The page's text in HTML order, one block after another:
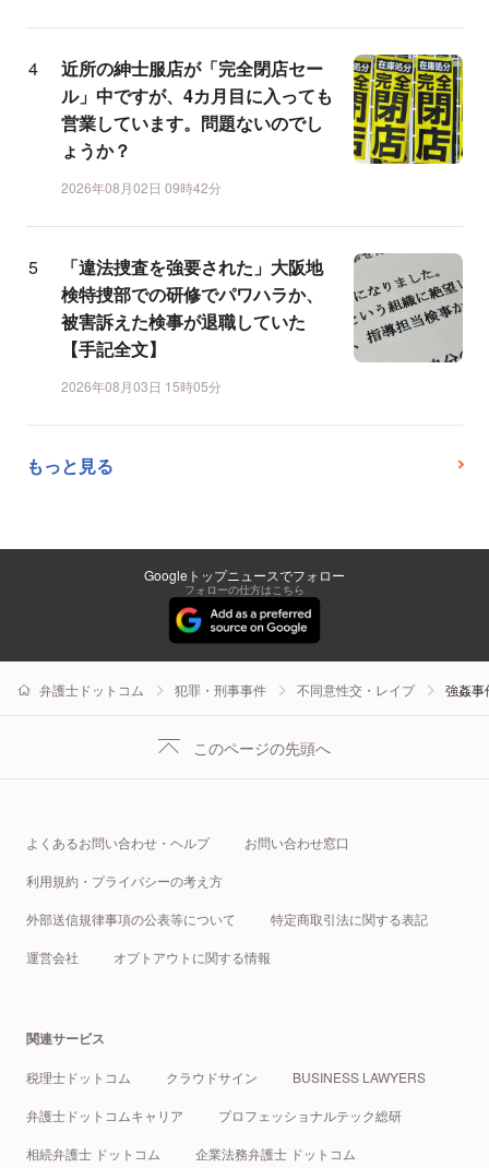
近所の紳士服店が「完全閉店セー
ル」中ですが、4カ月目に入っても
営業しています。問題ないのでし
ょうか？
2026年08月02日 09時42分
「違法捜査を強要された」大阪地
検特捜部での研修でパワハラか、
被害訴えた検事が退職していた
【手記全文】
2026年08月03日 15時05分
もっと見る
Googleトップニュースでフォロー
フォローの仕方はこちら
弁護士ドットコム 犯罪・刑事事件 不同意性交・レイプ 強姦事
このページの先頭へ
よくあるお問い合わせ・ヘルプ お問い合わせ窓口
利用規約・プライバシーの考え方
外部送信規律事項の公表等について 特定商取引法に関する表記
運営会社 オプトアウトに関する情報
関連サービス
税理士ドットコム クラウドサイン BUSINESS LAWYERS
弁護士ドットコムキャリア プロフェッショナルテック総研
相続弁護士 ドットコム 企業法務弁護士 ドットコム